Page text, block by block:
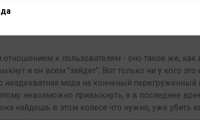
отношением к пользователям - оно такое же, как
и он всем "зайдет". Вот только ни у кого
неадекватная мода на конченый
невозможно привыкнуть, я в последнее
найдешь в этом колесе что нужно, уже убить